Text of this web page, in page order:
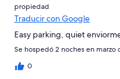
propiedad
Traducir con Google
Easy parking, quiet
Se hospedó 2 noches en marzo
0